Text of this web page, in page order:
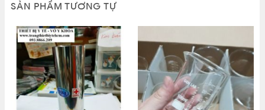
SẢN PHẨM TƯƠNG TỰ